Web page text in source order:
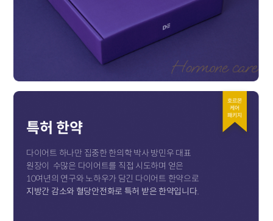
호르몬
케어
패키지
특허 한약
다이어트 하나만 집중한 한의학 박사 방민우 대표
원장이
수많은 다이어트를 직접 시도하며 얻은
10여년의 연구와 노하우가 담긴 다이어트 한약으로
지방간 감소와 혈당안전화로 특허 받은 한약입니다.